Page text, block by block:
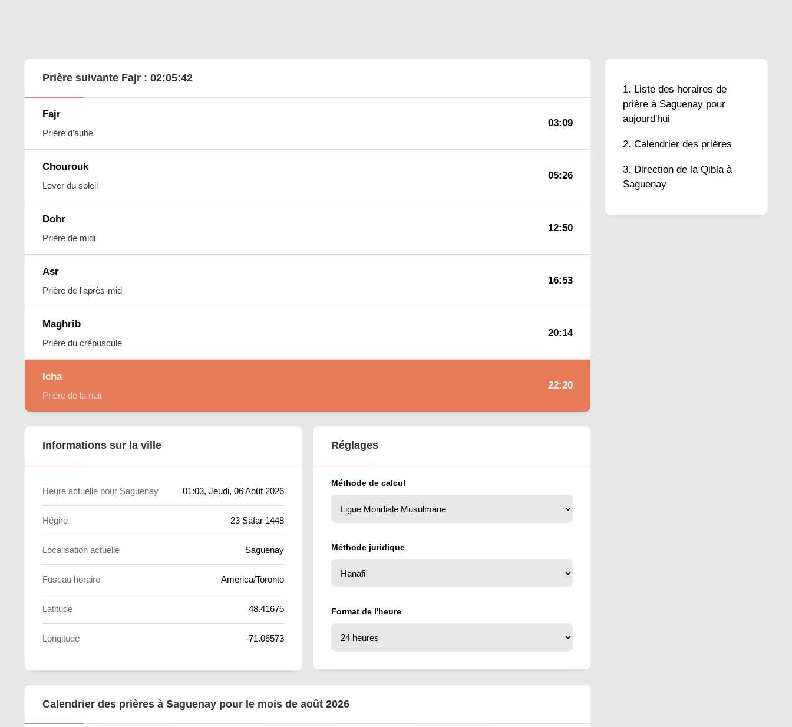
Liste des horaires de
prière à Saguenay pour
aujourd'hui
Calendrier des prières
Direction de la Qibla à
Saguenay
Prière suivante Fajr : 02:05:41
Fajr
Prière d'aube
03:09
Chourouk
Lever du soleil
05:26
Dohr
Prière de midi
12:50
Asr
Prière de l'après-mid
16:53
Maghrib
Prière du crépuscule
20:14
Icha
Prière de la nuit
22:20
Informations sur la ville
Heure actuelle pour Saguenay 01:03, Jeudi, 06 Août 2026
Hégire 23 Safar 1448
Localisation actuelle Saguenay
Fuseau horaire America/Toronto
Latitude 48.41675
Longitude -71.06573
Réglages
Méthode de calcul
Méthode juridique
Format de l'heure
Calendrier des prières à Saguenay pour le mois de août 2026